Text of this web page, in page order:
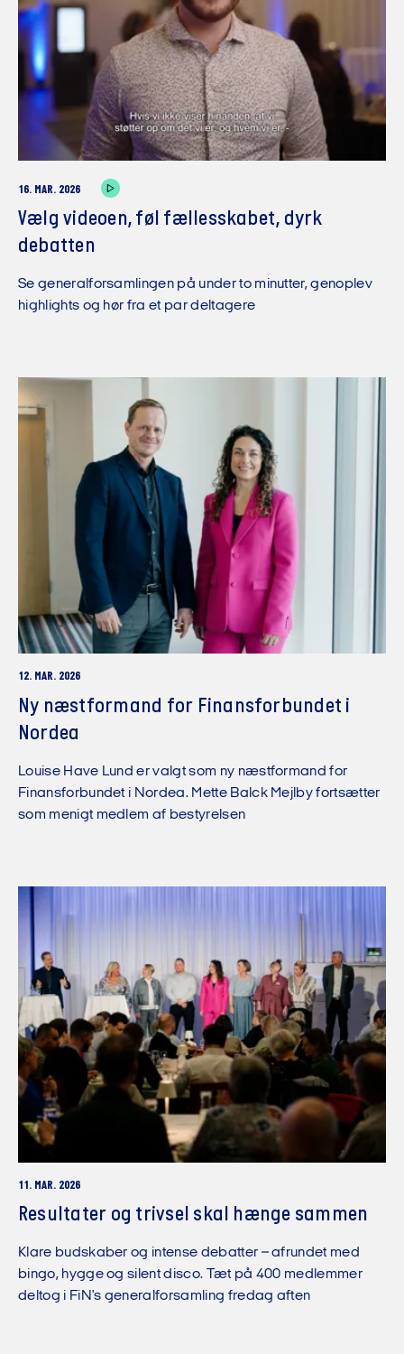
16. MAR. 2026
Vælg videoen, føl fællesskabet, dyrk
debatten
Se generalforsamlingen på under to minutter, genoplev
highlights og hør fra et par deltagere
12. MAR. 2026
Ny næstformand for Finansforbundet i
Nordea
Louise Have Lund er valgt som ny næstformand for
Finansforbundet i Nordea. Mette Balck Mejlby fortsætter
som menigt medlem af bestyrelsen
11. MAR. 2026
Resultater og trivsel skal hænge sammen
Klare budskaber og intense debatter – afrundet med
bingo, hygge og silent disco. Tæt på 400 medlemmer
deltog i FiN's generalforsamling fredag aften